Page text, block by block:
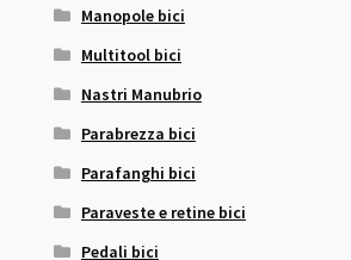
Manopole bici
Multitool bici
Nastri Manubrio
Parabrezza bici
Parafanghi bici
Paraveste e retine bici
Pedali bici